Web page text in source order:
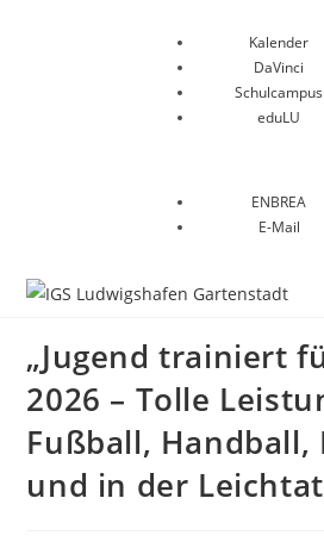
Kalender
DaVinci
Schulcampus
eduLU
ENBREA
E-Mail
„Jugend trainiert
2026 – Tolle
Fußball, Handball,
und in der